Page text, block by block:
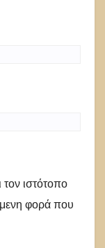
ιστότοπο
φορά που